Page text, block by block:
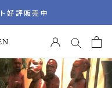
好評販売中